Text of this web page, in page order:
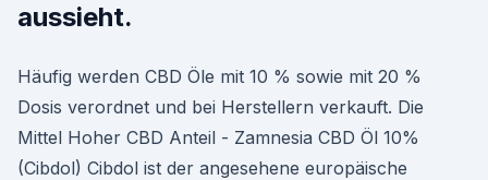
aussieht.
Häufig werden CBD Öle mit 10 % sowie mit 20 %
Dosis verordnet und bei Herstellern verkauft. Die
Mittel Hoher CBD Anteil - Zamnesia CBD Öl 10%
(Cibdol) Cibdol ist der angesehene europäische